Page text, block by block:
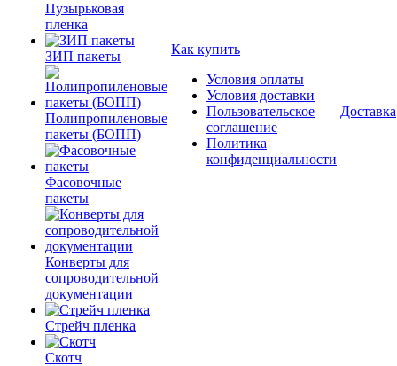
Пузырьковая
пленка
ЗИП пакеты
Полипропиленовые
пакеты (БОПП)
Фасовочные
пакеты
Конверты для
сопроводительной
документации
Стрейч пленка
Скотч
Как купить
Условия оплаты
Условия доставки
Пользовательское
соглашение
Политика
конфиденциальности
Доставка